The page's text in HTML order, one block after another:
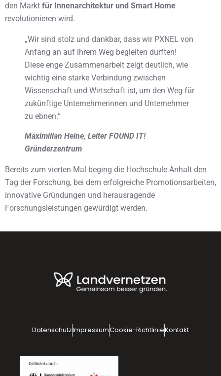
den Markt für Innenarchitektur und Smart Home
revolutionieren wird.
„Wir sind stolz und dankbar, dass wir PXNEL von
Anfang an auf ihrem Weg begleiten durften!
Diese enge Zusammenarbeit zeigt deutlich, wie
wichtig eine starke Verbindung zwischen
Wissenschaft und Wirtschaft ist, um den Weg für
zukünftige Unternehmerinnen und Unternehmer
zu ebnen.“
Maximilian Heine, Leiter FOUND IT!
Gründerzentrum
Bereits zum vierten Mal beging die Hochschule Anhalt den
Tag der Forschung, bei dem erfolgreiche Promotionsarbeiten,
innovative Gründungen und herausragende
Forschungsleistungen gewürdigt werden.
DatenschutzImpressumCookie-RichtlinieKontakt